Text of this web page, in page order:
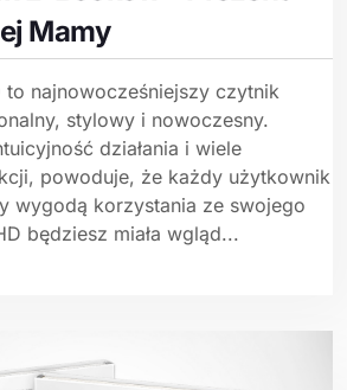
Mamy
to najnowocześniejszy czytnik
stylowy i nowoczesny.
działania i wiele
powoduje, że każdy użytkownik
wygodą korzystania ze swojego
będziesz miała wgląd...